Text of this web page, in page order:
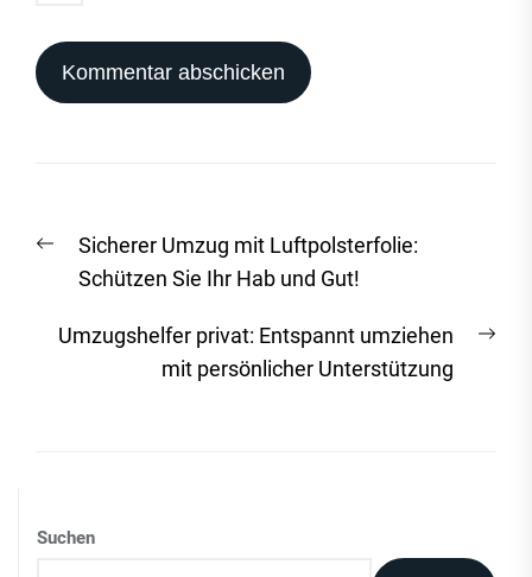
Navigation
Vorheriger
Beitrag:
Sicherer Umzug mit Luftpolsterfolie:
Schützen Sie Ihr Hab und Gut!
Umzugshelfer privat: Entspannt umziehen
mit persönlicher Unterstützung
Suchen